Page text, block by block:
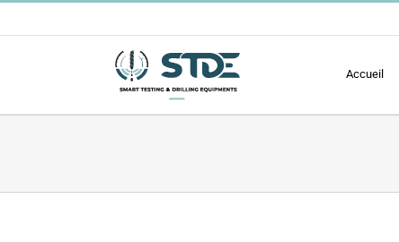
au
Accueil